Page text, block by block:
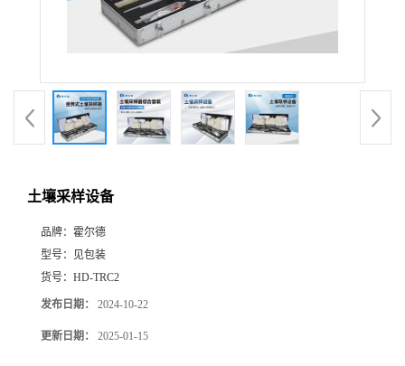
土壤采样设备
品牌： 霍尔德
型号：
见包装
货号： HD-TRC2
发布日期： 2024-10-22
更新日期： 2025-01-15